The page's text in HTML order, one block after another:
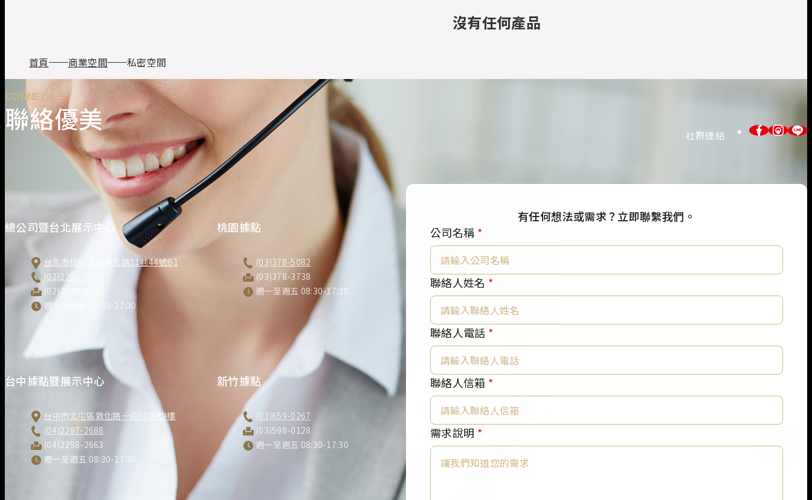
沒有任何產品
首頁 商業空間 私密空間
CONNECT
聯絡優美 社群連結
總公司暨台北展示中心
台北市松山區光復北路11巷44號B1
(02)2299-6666
(02)2299-4637
週一至週五 08:30-17:30
桃園據點
(03)378-5082
(03)378-3738
週一至週五 08:30-17:30
台中據點暨展示中心
台中市北屯區敦化路一段509號9樓
(04)2297-2688
(04)2298-2663
週一至週五 08:30-17:30
新竹據點
(03)659-0267
(03)598-0128
週一至週五 08:30-17:30
有任何想法或需求？立即聯繫我們。
公司名稱 *
聯
絡
人
信
箱
*
聯絡人姓名 *
聯絡人電話 *
聯絡人信箱 *
需求說明 *